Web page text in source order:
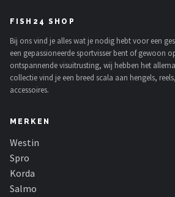
FISH24 SHOP
Bij ons vind je alles wat je nodig hebt voor een
een gepassioneerde sportvisser bent of gewoon
ontspannende visuitrusting, wij hebben het
collectie vind je een breed scala aan hengels,
accessoires.
MERKEN
Westin
Spro
Korda
Salmo